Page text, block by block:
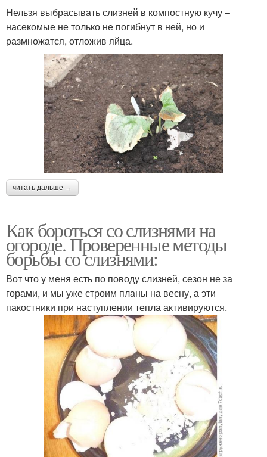
Нельзя выбрасывать слизней в компостную кучу –
насекомые не только не погибнут в ней, но и
размножатся, отложив яйца.
читать дальше →
Как бороться со слизнями на
огороде. Проверенные методы
борьбы со слизнями:
Вот что у меня есть по поводу слизней, сезон не за
горами, и мы уже строим планы на весну, а эти
пакостники при наступлении тепла активируются.